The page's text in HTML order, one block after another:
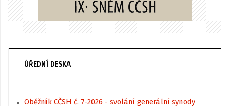
ÚŘEDNÍ DESKA
Oběžník CČSH č. 7-2026 - svolání generální synody